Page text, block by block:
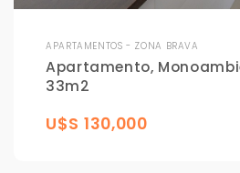
APARTAMENTOS - ZONA BRAVA
Apartamento,
33m2
U$S 130,000